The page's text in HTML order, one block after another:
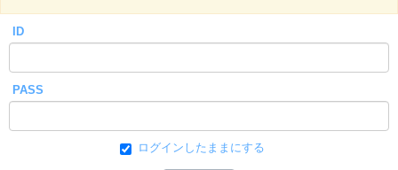
小説
ID
PASS
ログインしたままにする